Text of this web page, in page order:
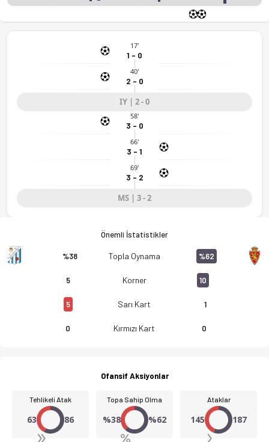
SD Beasain - Real Zaragoza B 3-2 bitti. Gol anları, kadro,
17'
1 - 0
40'
2 - 0
IY | 2 - 0
58'
3 - 0
66'
3 - 1
69'
3 - 2
MS | 3 - 2
Önemli İstatistikler
%38 Topla Oynama %62
5 Korner 10
5 Sarı Kart 1
0 Kırmızı Kart 0
Ofansif Aksiyonlar
Tehlikeli Atak
63 86
Topa Sahip Olma
%38 %62
Ataklar
145 187